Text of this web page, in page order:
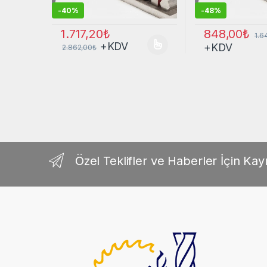
-40%
1.717,20₺
2.862,00₺ +KDV
Bu ürünün birden fazla varyasyonu var. Seçenekler
-48%
848,00₺
+KDV
Bu ürünün
Özel Teklifler ve Haberler İçin